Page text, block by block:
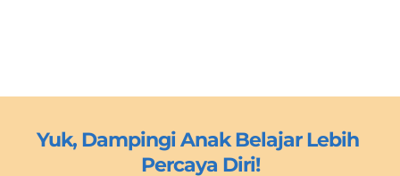
Yuk, Dampingi Anak Belajar Lebih
Percaya Diri!